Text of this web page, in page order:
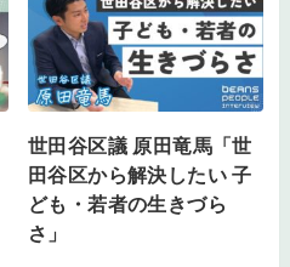
世田谷区議 原田竜馬「世
田谷区から解決したい 子
ども・若者の生きづら
さ」